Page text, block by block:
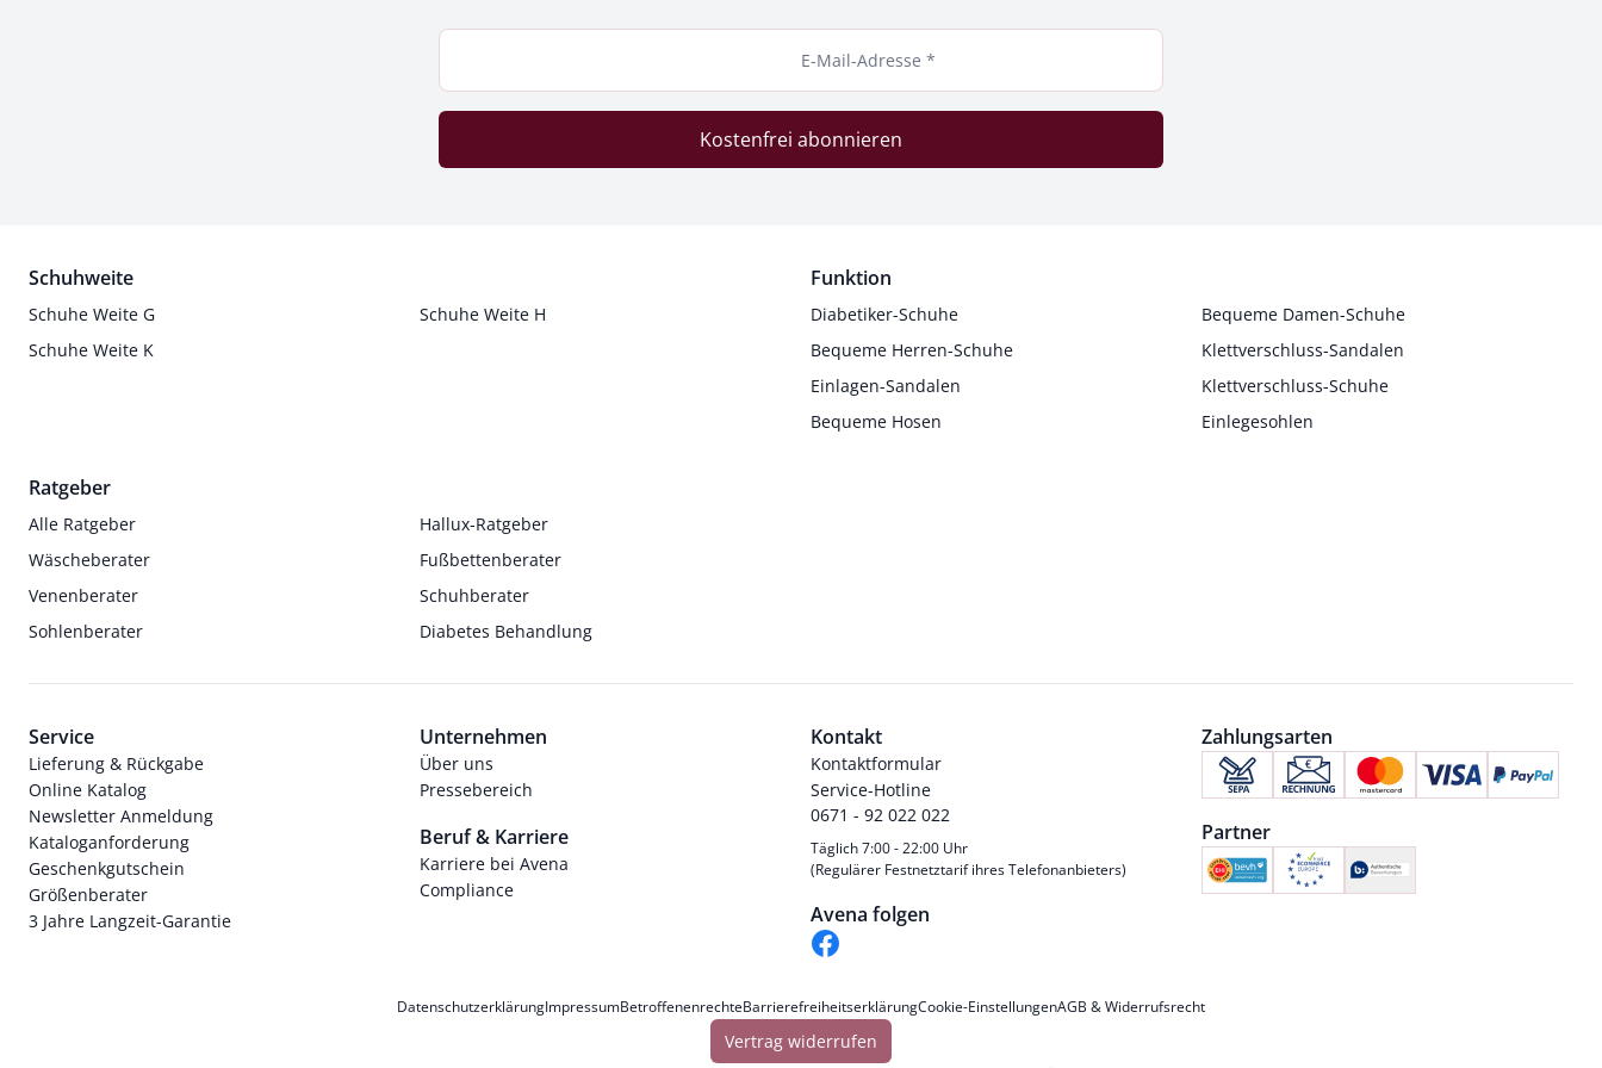
E-Mail-Adresse *
Kostenfrei abonnieren
Schuhweite
Schuhe Weite G
Schuhe Weite H
Schuhe Weite K
Funktion
Diabetiker-Schuhe
Bequeme Damen-Schuhe
Bequeme Herren-Schuhe
Klettverschluss-Sandalen
Einlagen-Sandalen
Klettverschluss-Schuhe
Bequeme Hosen
Einlegesohlen
Ratgeber
Alle Ratgeber
Hallux-Ratgeber
Wäscheberater
Fußbettenberater
Venenberater
Schuhberater
Sohlenberater
Diabetes Behandlung
Service
Lieferung & Rückgabe
Online Katalog
Newsletter Anmeldung
Kataloganforderung
Geschenkgutschein
Größenberater
3 Jahre Langzeit-Garantie
Unternehmen
Über uns
Pressebereich
Beruf & Karriere
Karriere bei Avena
Compliance
Kontakt
Kontaktformular
Service-Hotline
0671 - 92 022 022
Täglich 7:00 - 22:00 Uhr
(Regulärer Festnetztarif ihres Telefonanbieters)
Avena folgen
Zahlungsarten
Partner
DatenschutzerklärungImpressumBetroffenenrechteBarrierefreiheitserklärungCookie-EinstellungenAGB & Widerrufsrecht
Vertrag widerrufen